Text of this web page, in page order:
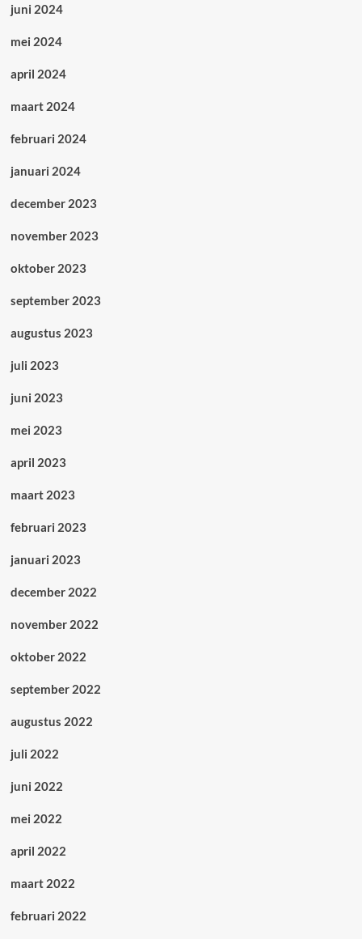
juni 2024
mei 2024
april 2024
maart 2024
februari 2024
januari 2024
december 2023
november 2023
oktober 2023
september 2023
augustus 2023
juli 2023
juni 2023
mei 2023
april 2023
maart 2023
februari 2023
januari 2023
december 2022
november 2022
oktober 2022
september 2022
augustus 2022
juli 2022
juni 2022
mei 2022
april 2022
maart 2022
februari 2022